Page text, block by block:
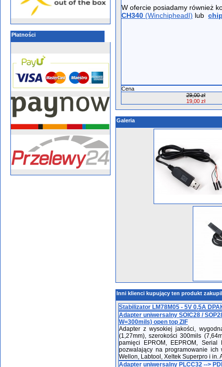
Płatności
W ofercie posiadamy również
CH340 (WinchipheadI) lub
Cena
29,00 zł
19,00 zł
Galeria
Inni klienci kupujący ten produkt
Stabilizator LM78M05 - 5V 0,5A
Adapter uniwersalny SOIC28 /
W=300mils) open top ZIF
Adapter z wysokiej jakości,
(1,27mm), szerokości 300mils
pamięci EPROM, EEPROM,
pozwalający na programowanie ich
Wellon, Labtool, Xeltek Superpro i in.
Adapter uniwersalny PLCC32 -->